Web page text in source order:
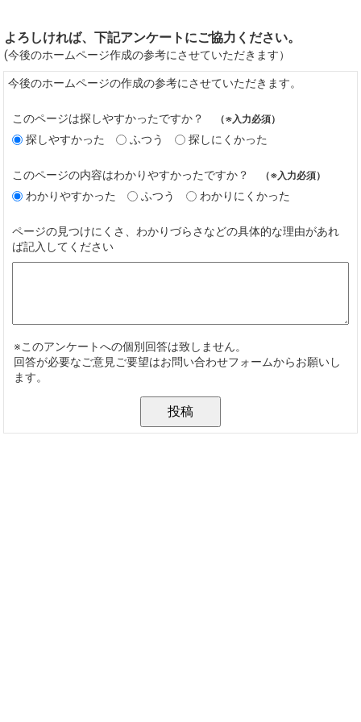
よろしければ、下記アンケートにご協力ください。
(今後のホームページ作成の参考にさせていただきます）
今後のホームページの作成の参考にさせていただきます。
このページは探しやすかったですか？ （※入力必須）
探しやすかった ふつう 探しにくかった
このページの内容はわかりやすかったですか？ （※入力必須）
わかりやすかった ふつう わかりにくかった
ページの見つけにくさ、わかりづらさなどの具体的な理由があれ
ば記入してください
※このアンケートへの個別回答は致しません。
回答が必要なご意見ご要望はお問い合わせフォームからお願いし
ます。